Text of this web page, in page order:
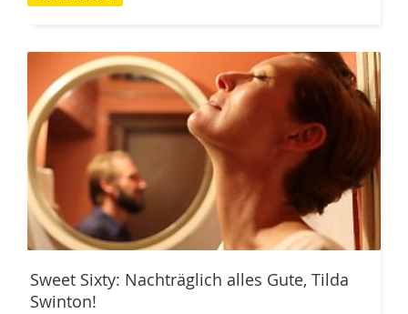
Sweet Sixty: Nachträglich alles Gute, Tilda
Swinton!